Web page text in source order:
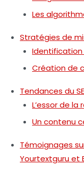
Les
Stratégies de
Identification
Création de
Tendances du
L’essor de
Un contenu
Témoignages
Yourtextguru et